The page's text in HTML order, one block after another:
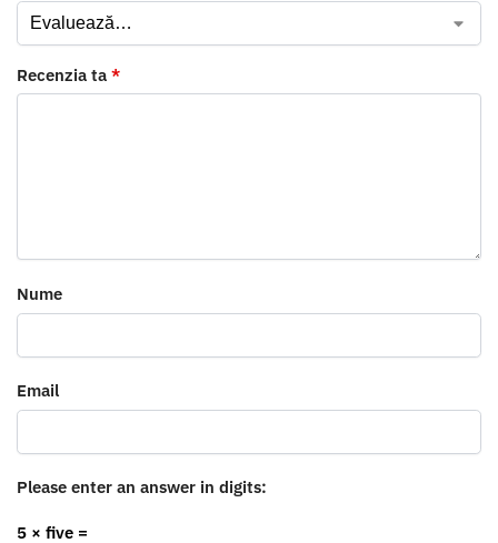
Recenzia ta *
Nume
Email
Please enter an answer in digits:
5 × five =